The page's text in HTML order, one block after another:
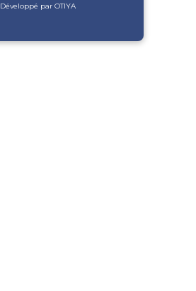
Développé par OTIYA